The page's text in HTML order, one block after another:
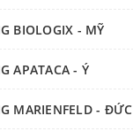
BIOLOGIX - MỸ
APATACA - Ý
MARIENFELD - ĐỨC